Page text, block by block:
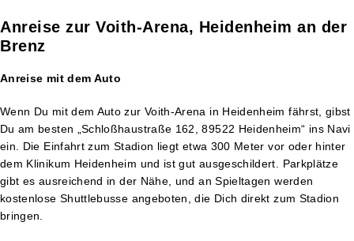
Anreise zur Voith-Arena, Heidenheim an der
Brenz
Anreise mit dem Auto
Wenn Du mit dem Auto zur Voith-Arena in Heidenheim fährst, gibst
Du am besten „Schloßhaustraße 162, 89522 Heidenheim“ ins Navi
ein. Die Einfahrt zum Stadion liegt etwa 300 Meter vor oder hinter
dem Klinikum Heidenheim und ist gut ausgeschildert. Parkplätze
gibt es ausreichend in der Nähe, und an Spieltagen werden
kostenlose Shuttlebusse angeboten, die Dich direkt zum Stadion
bringen.